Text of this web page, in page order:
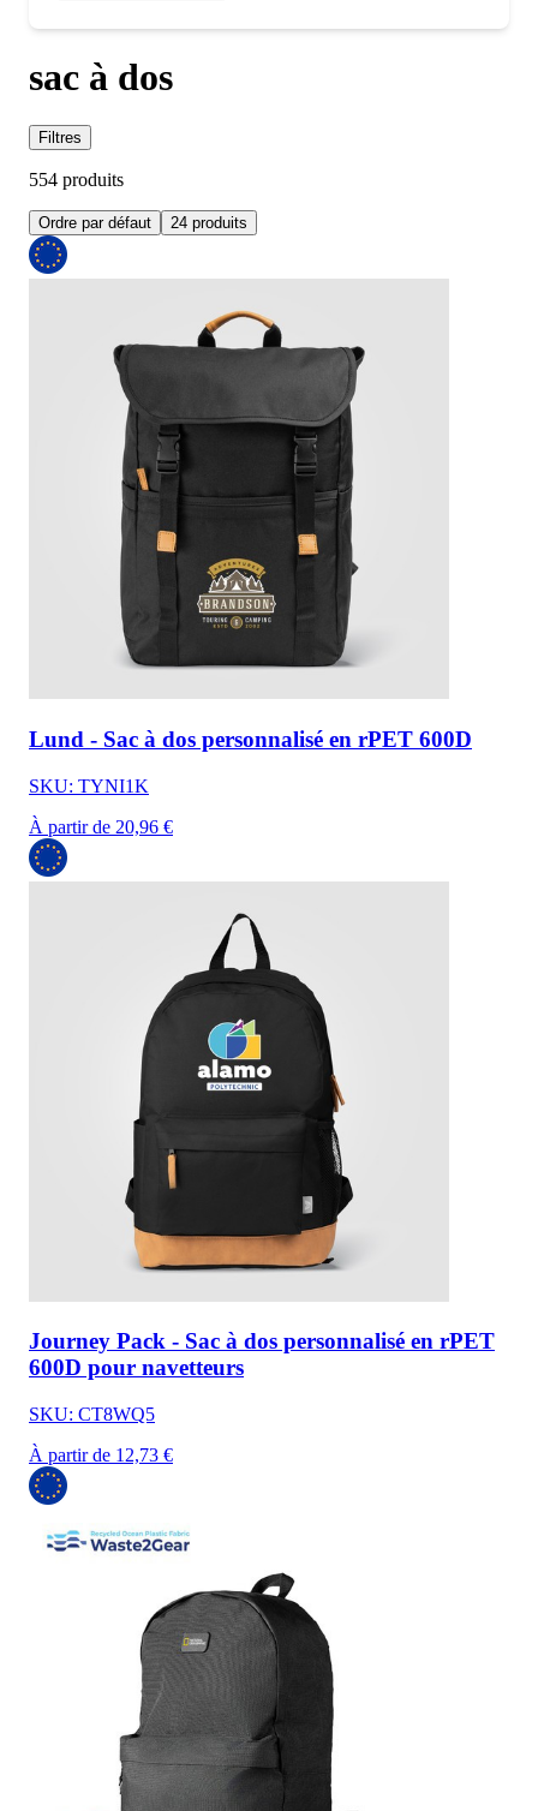
sac à dos
Filtres
554 produits
Ordre par défaut 24 produits
Lund - Sac à dos personnalisé en rPET 600D
SKU: TYNI1K
À partir de 20,96 €
Journey Pack - Sac à dos personnalisé en rPET
600D pour navetteurs
SKU: CT8WQ5
À partir de 12,73 €